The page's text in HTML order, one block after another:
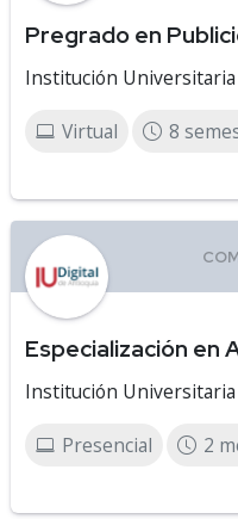
Pregrado en
Institución
Virtual 8
Especialización en
Institución
Presencial 2